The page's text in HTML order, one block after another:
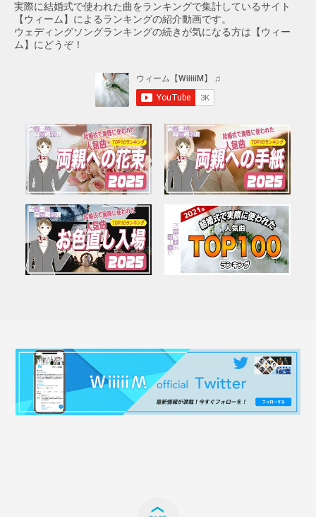
実際に結婚式で使われた曲をランキングで集計しているサイト
【ウィーム】によるランキングの紹介動画です。
ウェディングソングランキングの続きが気になる方は【ウィー
ム】にどうぞ！